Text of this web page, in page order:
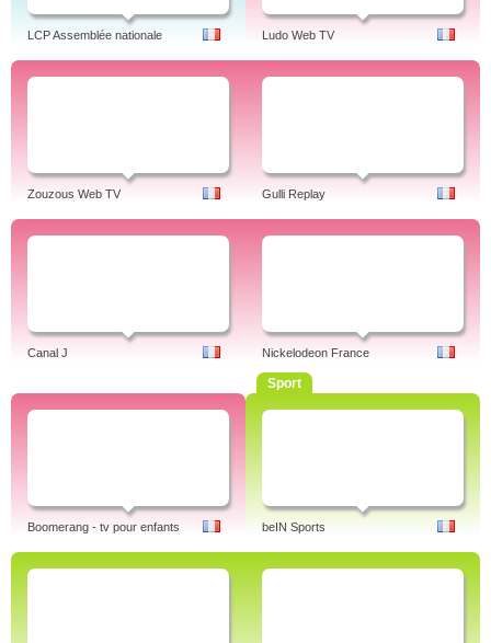
LCP Assemblée nationale Ludo Web TV
Zouzous Web TV Gulli Replay
Canal J Nickelodeon France
Boomerang - tv pour enfants
Sport
beIN Sports